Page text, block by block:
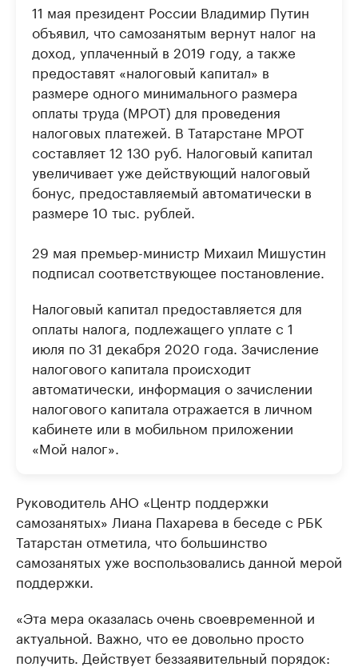
11 мая президент России Владимир Путин
объявил, что самозанятым вернут налог на
доход, уплаченный в 2019 году, а также
предоставят «налоговый капитал» в
размере одного минимального размера
оплаты труда (МРОТ) для проведения
налоговых платежей. В Татарстане МРОТ
составляет 12 130 руб. Налоговый капитал
увеличивает уже действующий налоговый
бонус, предоставляемый автоматически в
размере 10 тыс. рублей.
29 мая премьер-министр Михаил Мишустин
подписал соответствующее постановление.
Налоговый капитал предоставляется для
оплаты налога, подлежащего уплате с 1
июля по 31 декабря 2020 года. Зачисление
налогового капитала происходит
автоматически, информация о зачислении
налогового капитала отражается в личном
кабинете или в мобильном приложении
«Мой налог».
Руководитель АНО «Центр поддержки
самозанятых» Лиана Пахарева в беседе с РБК
Татарстан отметила, что большинство
самозанятых уже воспользовались данной мерой
поддержки.
«Эта мера оказалась очень своевременной и
актуальной. Важно, что ее довольно просто
получить. Действует беззаявительный порядок: